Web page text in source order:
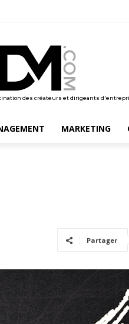
des créateurs et dirigeants
MARKETING
Partager